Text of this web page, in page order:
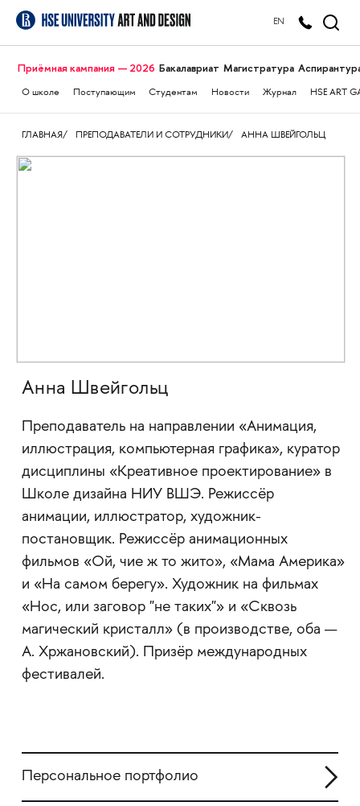
EN
Приёмная кампания — 2026 Бакалавриат Магистратура
О школе Поступающим Студентам Новости Журнал HSE ART
ГЛАВНАЯ ПРЕПОДАВАТЕЛИ И СОТРУДНИКИ АННА ШВЕЙГОЛЬЦ
Анна Швейгольц
Преподаватель на направлении «Анимация,
иллюстрация, компьютерная графика», куратор
дисциплины «Креативное проектирование» в
Школе дизайна НИУ ВШЭ. Режиссёр
анимации, иллюстратор, художник-
постановщик. Режиссёр анимационных
фильмов «Ой, чие ж то жито», «Мама Америка»
и «На самом берегу». Художник на фильмах
«Нос, или заговор "не таких"» и «Сквозь
магический кристалл» (в производстве, оба —
А. Хржановский). Призёр международных
фестивалей.
Персональное портфолио